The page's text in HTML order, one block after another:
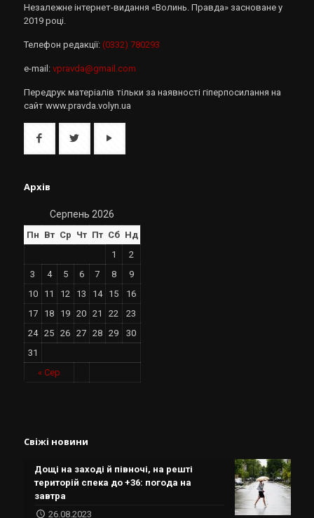
Незалежне інтернет-видання «Волинь. Правда» засноване у
2019 році.
Телефон редакції: (0332) 780293
e-mail: vpravda@gmail.com
Передрук матеріалів тільки за наявності гіперпосилання на
сайт www.pravda.volyn.ua
Архів
Серпень 2026
Пн Вт Ср Чт Пт Сб Нд
« Сер
1
2
3
4 5 6 7 8
9
10
11 12 13 14 15
16
17
18 19 20 21 22
23
24
25 26 27 28 29
30
31
Свіжі новини
Дощі на заході й півночі, на решті
територій спека до +36: погода на
завтра
26.08.2023